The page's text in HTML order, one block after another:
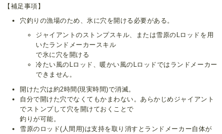
【補足事項】
穴釣りの漁場のため、氷に穴を開ける必要がある。
ジャイアントのストンプスキル、または雪原のLロッドを用
いたランドメーカースキル
で氷に穴を開ける
冷たい風のLロッド、暖かい風のLロッドではランドメーカー
できません。
開けた穴は約2時間(現実時間)で消滅。
自分で開けた穴でなくてもかまわない。あらかじめジャイアント
でストンプして穴を開けておくことで
釣りが可能。
雪原のロッド(人間用)は支持を取り消すとランドメーカー自体が